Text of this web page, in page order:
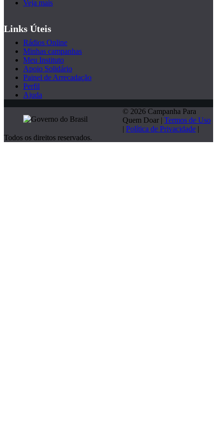
Veja mais
Links Úteis
Rádios Online
Minhas campanhas
Meu Instituto
Apoio Solidário
Painel de Arrecadação
Perfil
Ajuda
© 2026 Campanha Para
Quem Doar | Termos de Uso
| Política de Privacidade |
Todos os direitos reservados.